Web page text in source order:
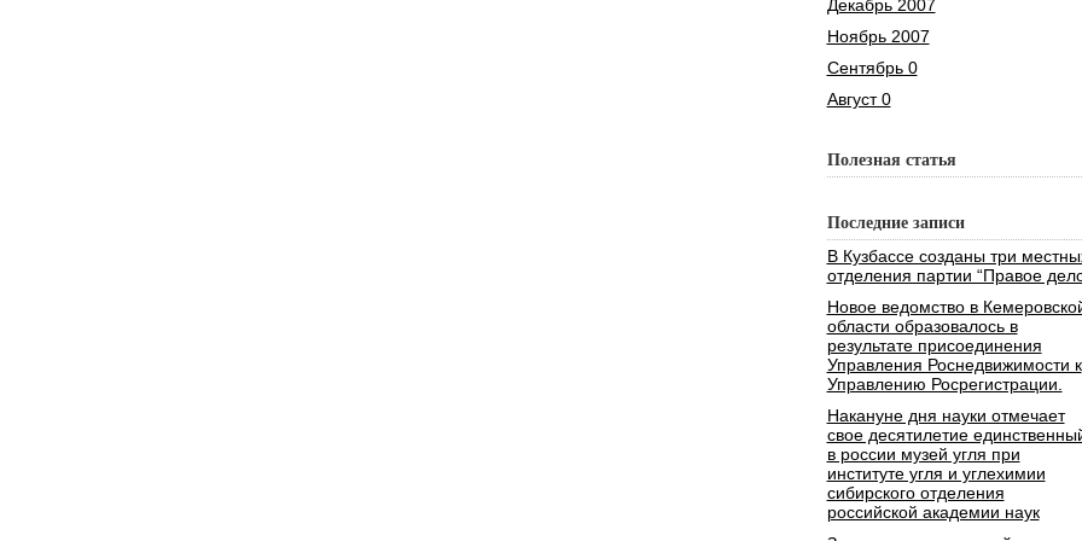
Декабрь 2007
Ноябрь 2007
Сентябрь 0
Август 0
Полезная статья
Последние записи
В Кузбассе созданы три
отделения партии “Правое
Новое ведомство в
области образовалось в
результате присоединения
Управления Роснедвижимости к
Управлению Росрегистрации.
Накануне дня науки отмечает
свое десятилетие
в россии музей угля при
институте угля и углехимии
сибирского отделения
российской академии наук